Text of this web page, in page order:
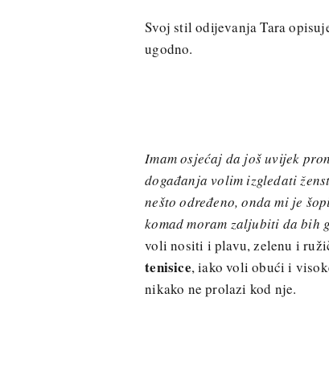
Svoj stil odijevanja Tara
ugodno.
Imam osjećaj da još uvijek
događanja volim izgledati
nešto određeno, onda mi je
komad moram zaljubiti da bih
voli nositi i plavu, zelenu i
tenisice, iako voli obući i
nikako ne prolazi kod nje.